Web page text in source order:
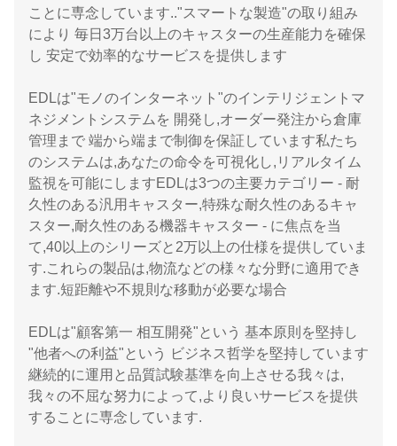
ことに専念しています.."スマートな製造"の取り組み
により 毎日3万台以上のキャスターの生産能力を確保
し 安定で効率的なサービスを提供します
EDLは"モノのインターネット"のインテリジェントマ
ネジメントシステムを 開発し,オーダー発注から倉庫
管理まで 端から端まで制御を保証しています私たち
のシステムは,あなたの命令を可視化し,リアルタイム
監視を可能にしますEDLは3つの主要カテゴリー - 耐
久性のある汎用キャスター,特殊な耐久性のあるキャ
スター,耐久性のある機器キャスター - に焦点を当
て,40以上のシリーズと2万以上の仕様を提供していま
す.これらの製品は,物流などの様々な分野に適用でき
ます.短距離や不規則な移動が必要な場合
EDLは"顧客第一 相互開発"という 基本原則を堅持し
"他者への利益"という ビジネス哲学を堅持しています
継続的に運用と品質試験基準を向上させる我々は,
我々の不屈な努力によって,より良いサービスを提供
することに専念しています.